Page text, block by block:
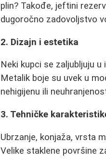
plin? Takođe, jeftini
dugoročno zadovoljstvo
2. Dizajn i estetika
Neki kupci se zaljubljuju
Metalik boje su uvek u
nehigijenu ili
3. Tehničke
Ubrzanje, konjaža, vrsta
Velike staklene površine